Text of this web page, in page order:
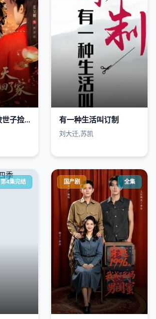
拒婚那天，我被世子捡回了家 有一种生活叫订制
刘大迁,苏凯
第4集完结 国产剧 全集